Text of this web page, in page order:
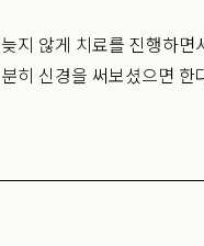
늦지 않게 치료를 진행하면
분히 신경을 써보셨으면 한